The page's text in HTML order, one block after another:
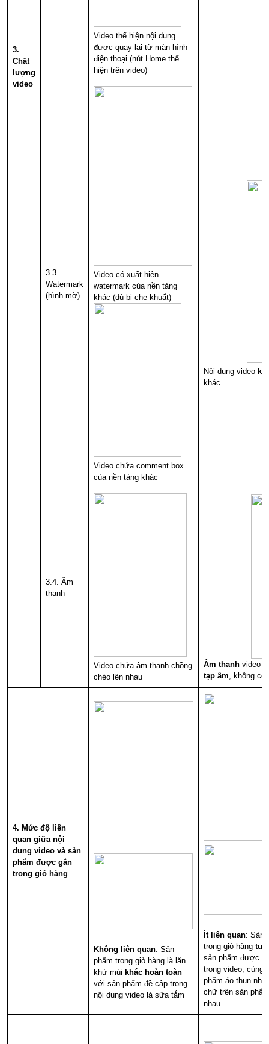
3.
Chất
lượng
video
Video thể hiện nội dung
được quay lại từ màn hình
điện thoại (nút Home thể
hiện trên video)
3.3.
Watermark
(hình mờ)
Video có xuất hiện
watermark của nền tảng
khác (dù bị che khuất)
Video chứa comment box
của nền tảng khác
Nội dung video
khác
3.4. Âm
thanh
Video chứa âm thanh chồng
chéo lên nhau
Âm thanh video
tạp âm, không có
4. Mức độ liên
quan giữa nội
dung video và sản
phẩm được gắn
trong giỏ hàng
Không liên quan: Sản
phẩm trong giỏ hàng là lăn
khử mùi khác hoàn toàn
với sản phẩm đề cập trong
nội dung video là sữa tắm
Ít liên quan: Sản
trong giỏ hàng
sản phẩm được
trong video, cùng
phẩm áo thun
chữ trên sản
nhau